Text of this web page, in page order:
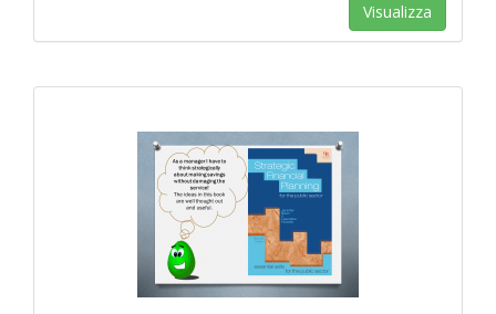
Visualizza